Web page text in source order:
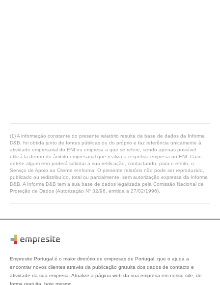
(1) A informação constante do presente relatório resulta da base de dados da Informa
D&B, foi obtida junto de fontes públicas ou do próprio e faz referência unicamente à
atividade empresarial do ENI ou empresa a que se refere, sendo apenas possível
utilizá-la dentro do âmbito empresarial que realiza a respetiva empresa ou ENI. Caso
detete algum erro poderá solicitar a sua retificação, contactando, para o efeito, o
Serviço de Apoio ao Cliente eInforma. O presente relatório não pode ser reproduzido,
publicado ou redistribuído, total ou parcialmente, sem autorização expressa da Informa
D&B. A Informa D&B tem a sua base de dados legalizada pela Comissão Nacional de
Proteção de Dados (Autorização Nº 32/96, emitida a 27/02/1996).
Empresite Portugal é o maior diretório de empresas de Portugal, que o ajuda a
encontrar novos clientes através da publicação gratuita dos dados de contacto e
atividade da sua empresa. Atualize a página web da sua empresa em nosso site, de